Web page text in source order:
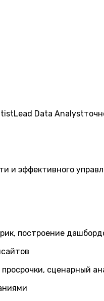
Lead Data Analyst
и эффективного
построение
сценарный